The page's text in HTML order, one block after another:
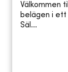
Välkommen
belägen i ett
Säl...